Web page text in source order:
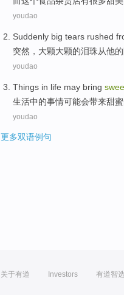
youdao
Suddenly big tears rushed
突然 ， 大颗大颗的泪珠从他
youdao
Things in life may bring
生活中的事情可能会带来甜蜜
youdao
更多双语例句
关于有道 Investors 有道智